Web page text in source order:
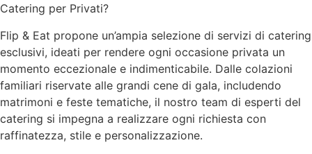
Catering per Privati?
Flip & Eat propone un’ampia selezione di servizi di catering
esclusivi, ideati per rendere ogni occasione privata un
momento eccezionale e indimenticabile. Dalle colazioni
familiari riservate alle grandi cene di gala, includendo
matrimoni e feste tematiche, il nostro team di esperti del
catering si impegna a realizzare ogni richiesta con
raffinatezza, stile e personalizzazione.